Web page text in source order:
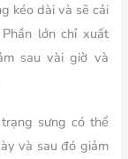
kéo dài và sẽ cải
lớn chỉ xuất
sau vài giờ và
sưng có thể
và sau đó giảm